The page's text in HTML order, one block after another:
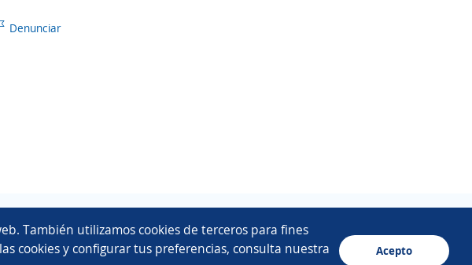
También utilizamos cookies de terceros para fines
cookies y configurar tus preferencias, consulta nuestra
Acepto
Denunciar